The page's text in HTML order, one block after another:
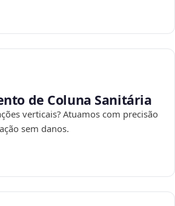
de Coluna Sanitária
verticais? Atuamos com precisão
sem danos.